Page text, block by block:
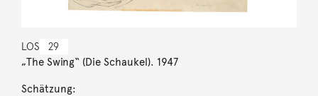
LOS 29
„The Swing“ (Die Schaukel). 1947
Schätzung: